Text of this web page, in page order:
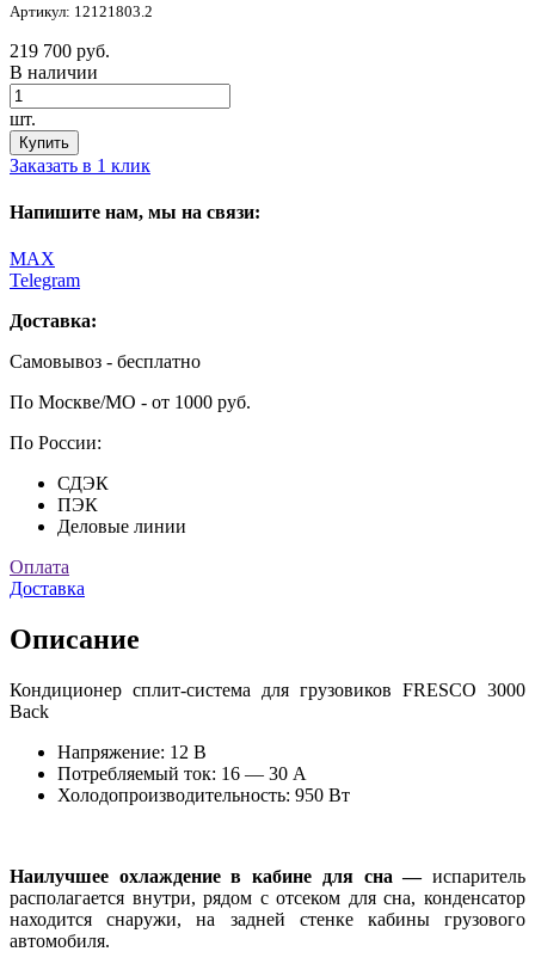
Артикул: 12121803.2
219 700 руб.
В наличии
шт.
Купить
Заказать в 1 клик
Напишите нам, мы на связи:
MAX
Telegram
Доставка:
Самовывоз - бесплатно
По Москве/МО - от 1000 руб.
По России:
СДЭК
ПЭК
Деловые линии
Оплата
Доставка
Описание
Кондиционер сплит-система для грузовиков FRESCO 3000
Back
Напряжение: 12 В
Потребляемый ток: 16 — 30 А
Холодопроизводительность: 950 Вт
Наилучшее охлаждение вкабине для сна —испаритель
располагается внутри, рядом с отсеком для сна, конденсатор
находится снаружи, на задней стенке кабины грузового
автомобиля.